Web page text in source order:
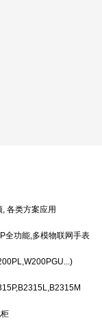
各类方案应用
全功能,多模物联网手表